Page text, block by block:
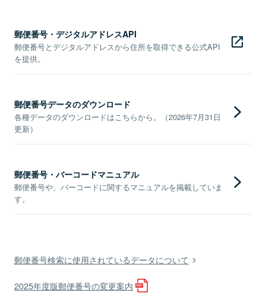
郵便番号・デジタルアドレスAPI
郵便番号とデジタルアドレスから住所を取得できる公式API
を提供。
郵便番号データのダウンロード
各種データのダウンロードはこちらから。（2026年7月31日
更新）
郵便番号・バーコードマニュアル
郵便番号や、バーコードに関するマニュアルを掲載していま
す。
郵便番号検索に使用されているデータについて
2025年度版郵便番号の変更案内